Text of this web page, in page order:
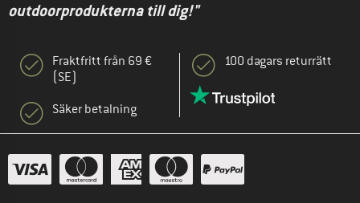
outdoorprodukterna till dig!"
Fraktfritt från 69 €
(SE)
Säker betalning
100 dagars returrätt